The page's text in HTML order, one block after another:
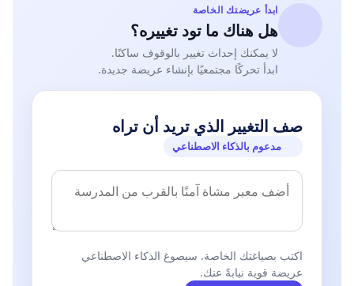
ابدأ عريضتك الخاصة
هل هناك ما تود تغييره؟
لا يمكنك إحداث تغيير بالوقوف ساكنًا.
ابدأ تحركًا مجتمعيًا بإنشاء عريضة جديدة.
صف التغيير الذي تريد أن تراه
مدعوم بالذكاء الاصطناعي
اكتب بصياغتك الخاصة. سيصوغ الذكاء الاصطناعي
عريضة قوية نيابةً عنك.